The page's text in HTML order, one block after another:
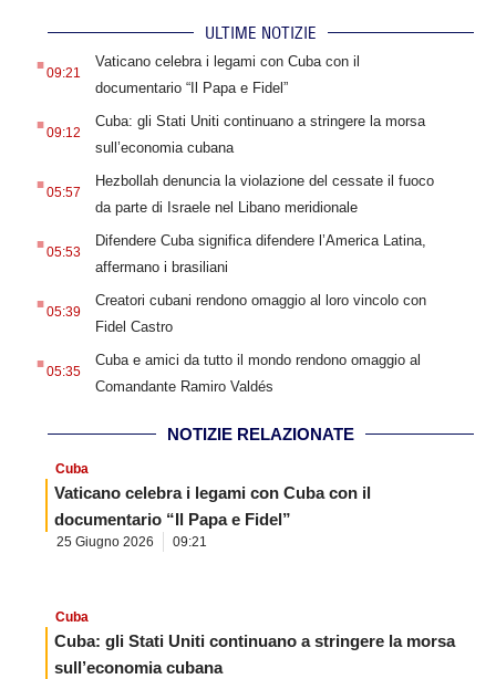
ULTIME NOTIZIE
.09:21
Vaticano celebra i legami con Cuba con il
documentario “Il Papa e Fidel”
.09:12
Cuba: gli Stati Uniti continuano a stringere la morsa
sull’economia cubana
.05:57
Hezbollah denuncia la violazione del cessate il fuoco
da parte di Israele nel Libano meridionale
.05:53
Difendere Cuba significa difendere l’America Latina,
affermano i brasiliani
.05:39
Creatori cubani rendono omaggio al loro vincolo con
Fidel Castro
.05:35
Cuba e amici da tutto il mondo rendono omaggio al
Comandante Ramiro Valdés
NOTIZIE RELAZIONATE
Cuba
Vaticano celebra i legami con Cuba con il
documentario “Il Papa e Fidel”
25 Giugno 2026 09:21
Cuba
Cuba: gli Stati Uniti continuano a stringere la morsa
sull’economia cubana